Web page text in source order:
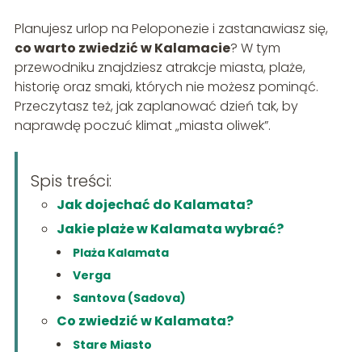
Planujesz urlop na Peloponezie i zastanawiasz się,
co warto zwiedzić w Kalamacie? W tym
przewodniku znajdziesz atrakcje miasta, plaże,
historię oraz smaki, których nie możesz pominąć.
Przeczytasz też, jak zaplanować dzień tak, by
naprawdę poczuć klimat „miasta oliwek”.
Spis treści:
Jak dojechać do Kalamata?
Jakie plaże w Kalamata wybrać?
Plaża Kalamata
Verga
Santova (Sadova)
Co zwiedzić w Kalamata?
Stare Miasto